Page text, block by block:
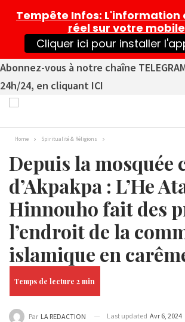
Abonnez-vous à notre chaîne
24h/24, en cliquant ICI
Home Spiritualité & Réligions
Depuis la mosquée
d’Akpakpa : L’He
Hinnouho fait des
l’endroit de la
islamique en
Par LA REDACTION Last updated Avr 6, 2024
Tempête Infos: L'information
réel sur votre mobile
Cliquer ici pour installer